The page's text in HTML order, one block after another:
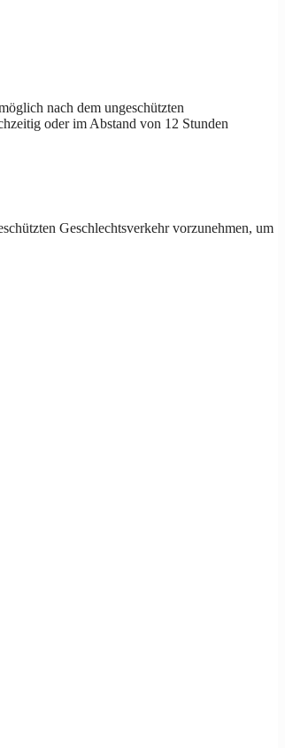
nach dem ungeschützten
oder im Abstand von 12 Stunden
Geschlechtsverkehr vorzunehmen, um